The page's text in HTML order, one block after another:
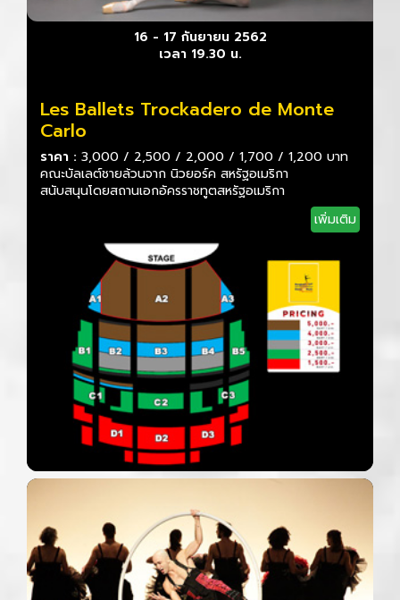
16 - 17 กันยายน 2562
เวลา 19.30 น.
Les Ballets Trockadero de Monte
Carlo
ราคา : 3,000 / 2,500 / 2,000 / 1,700 / 1,200 บาท
คณะบัลเลต์ชายล้วนจาก นิวยอร์ค สหรัฐอเมริกา
สนับสนุนโดยสถานเอกอัครราชทูตสหรัฐอเมริกา
เพิ่มเติม